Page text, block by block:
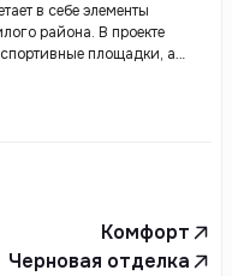
в себе элементы
района. В проекте
площадки, а
такие как магазины и
Комфорт
Черновая отделка